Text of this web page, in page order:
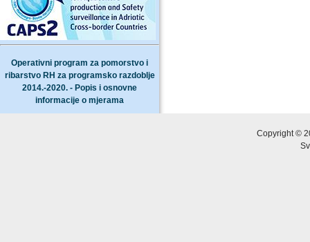
Operativni program za pomorstvo i
ribarstvo RH za programsko razdoblje
2014.-2020. - Popis i osnovne
informacije o mjerama
Copyright ©